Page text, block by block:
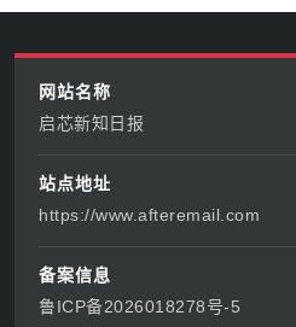
网站名称
启芯新知日报
站点地址
https://www.afteremail.com
备案信息
鲁ICP备2026018278号-5